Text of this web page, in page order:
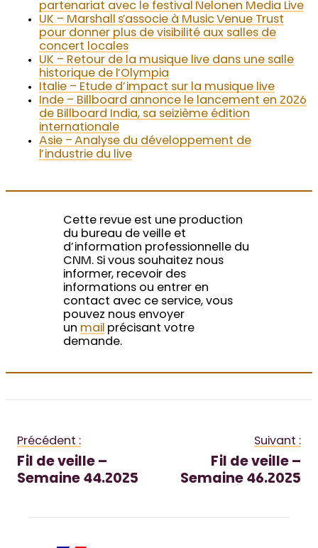
partenariat avec le festival Nelonen Media Live
UK – Marshall s’associe à Music Venue Trust
pour donner plus de visibilité aux salles de
concert locales
UK – Retour de la musique live dans une salle
historique de l’Olympia
Italie – Etude d’impact sur la musique live
Inde – Billboard annonce le lancement en 2026
de Billboard India, sa seizième édition
internationale
Asie – Analyse du développement de
l’industrie du live
Cette revue est une production
du bureau de veille et
d’information professionnelle du
CNM. Si vous souhaitez nous
informer, recevoir des
informations ou entrer en
contact avec ce service, vous
pouvez nous envoyer
un mailprécisant votre
demande.
Précédent :
Fil de veille –
Semaine 44.2025
Suivant :
Fil de veille –
Semaine 46.2025